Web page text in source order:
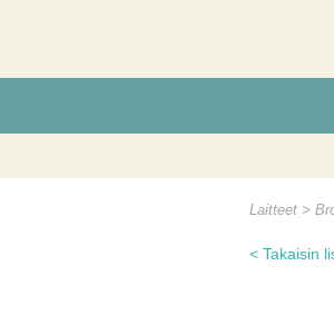
Laitteet
< Takaisin